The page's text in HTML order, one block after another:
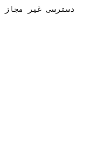
دسترسی غیر مجاز